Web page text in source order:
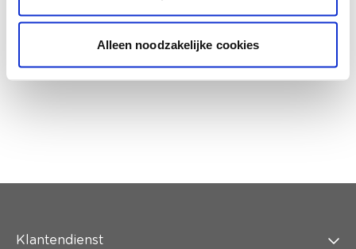
Alleen noodzakelijke cookies
Krijg ineens een technologische check-up
Klantendienst